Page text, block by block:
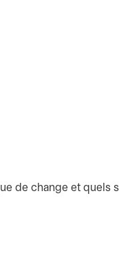
de change et quels